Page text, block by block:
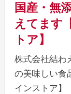
国産・無
えてます
トア】
株式会社結わ
の美味しい食
インストア】